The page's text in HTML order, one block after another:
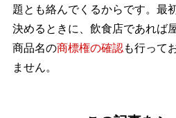
題とも絡んでくるからです。最
決めるときに、飲食店であれば
商品名の商標権の確認も行って
ません。